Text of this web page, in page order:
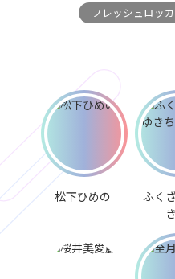
フレッシュロッ
松下ひめの
ふく